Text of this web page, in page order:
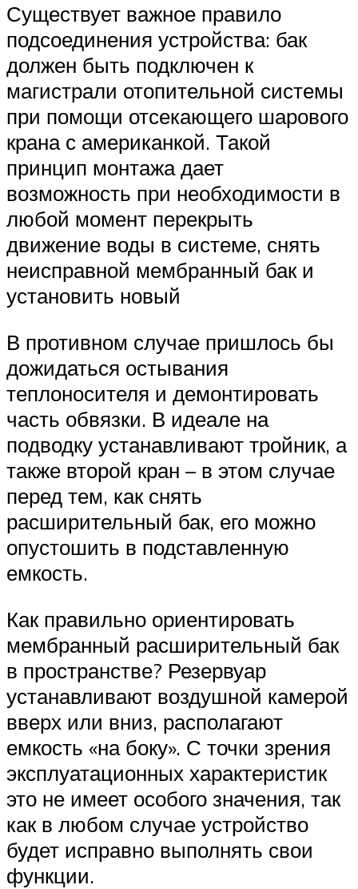
Существует важное правило
подсоединения устройства: бак
должен быть подключен к
магистрали отопительной системы
при помощи отсекающего шарового
крана с американкой. Такой
принцип монтажа дает
возможность при необходимости в
любой момент перекрыть
движение воды в системе, снять
неисправной мембранный бак и
установить новый
В противном случае пришлось бы
дожидаться остывания
теплоносителя и демонтировать
часть обвязки. В идеале на
подводку устанавливают тройник, а
также второй кран – в этом случае
перед тем, как снять
расширительный бак, его можно
опустошить в подставленную
емкость.
Как правильно ориентировать
мембранный расширительный бак
в пространстве? Резервуар
устанавливают воздушной камерой
вверх или вниз, располагают
емкость «на боку». С точки зрения
эксплуатационных характеристик
это не имеет особого значения, так
как в любом случае устройство
будет исправно выполнять свои
функции.